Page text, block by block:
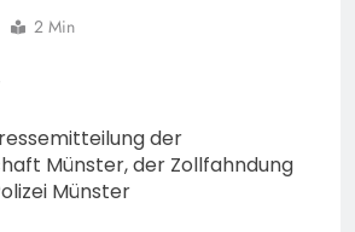
2 Min
der
Münster, der Zollfahndung
Münster